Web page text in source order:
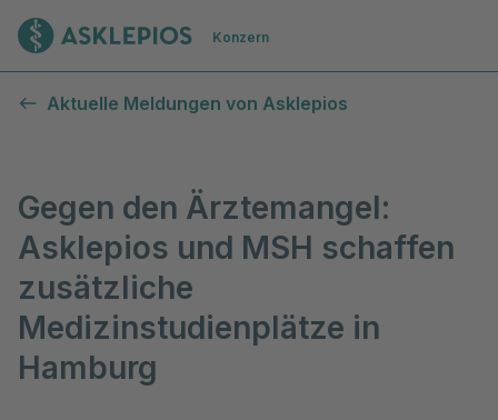
Zur Startseite
Konzern
Aktuelle Meldungen von Asklepios
Gegen den Ärztemangel:
Asklepios und MSH schaffen
zusätzliche
Medizinstudienplätze in
Hamburg